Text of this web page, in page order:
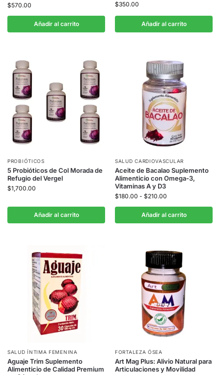
$570.00
Añadir al carrito
$350.00
Añadir al carrito
PROBIÓTICOS
5 Probióticos de Col Morada de
Refugio del Vergel
$1,700.00
Añadir al carrito
SALUD CARDIOVASCULAR
Aceite de Bacalao Suplemento
Alimenticio con Omega-3,
Vitaminas A y D3
$180.00 - $210.00
Añadir al carrito
SALUD ÍNTIMA FEMENINA
Aguaje Trim Suplemento
Alimenticio de Calidad Premium
FORTALEZA ÓSEA
Art Mag Plus: Alivio Natural para
Articulaciones y Movilidad